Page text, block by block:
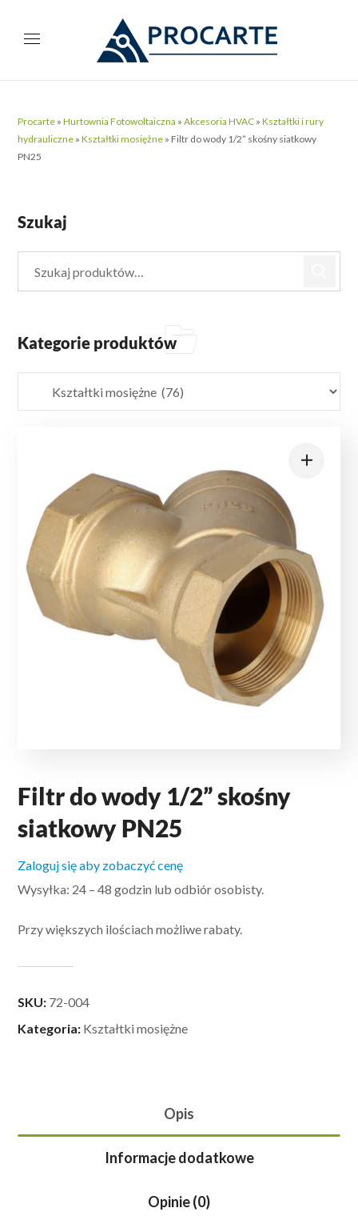
Procarte »Hurtownia Fotowoltaiczna »Akcesoria HVAC »Kształtki i rury
hydrauliczne »Kształtki mosiężne » Filtr do wody 1/2” skośny siatkowy
PN25
Filtr do wody 1/2” skośny
siatkowy PN25
Zaloguj się aby zobaczyć cenę
Wysyłka: 24 – 48 godzin lub odbiór osobisty.
Przy większych ilościach możliwe rabaty.
SKU: 72-004
Kategoria: Kształtki mosiężne
Opis
Informacje dodatkowe
Opinie (0)
Szukaj
Kategorie produktów